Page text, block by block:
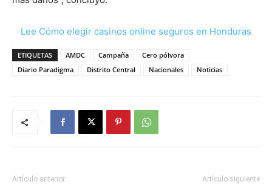
Lee Cómo elegir casinos online seguros en Honduras
ETIQUETAS AMDC Campaña
Cero pólvora
Diario Paradigma
Distrito Central Nacionales Noticias
Artículo anterior Artículo siguiente